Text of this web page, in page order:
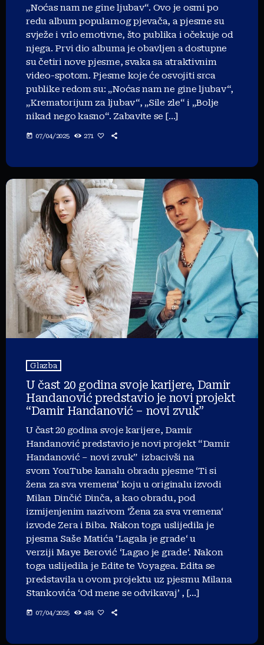
„Noćas nam ne gine ljubav“. Ovo je osmi po
redu album popularnog pjevača, a pjesme su
svježe i vrlo emotivne, što publika i očekuje od
njega. Prvi dio albuma je obavljen a dostupne
su četiri nove pjesme, svaka sa atraktivnim
video-spotom. Pjesme koje će osvojiti srca
publike redom su: „Noćas nam ne gine ljubav“,
„Krematorijum za ljubav“, „Sile zle“ i „Bolje
nikad nego kasno“. Zabavite se […]
today 07/04/2025 271
Glazba
U čast 20 godina svoje karijere, Damir
Handanović predstavio je novi projekt
“Damir Handanović – novi zvuk”
U čast 20 godina svoje karijere, Damir
Handanović predstavio je novi projekt “Damir
Handanović – novi zvuk” izbacivši na
svom YouTube kanalu obradu pjesme ‘Ti si
žena za sva vremena‘ koju u originalu izvodi
Milan Dinčić Dinča, a kao obradu, pod
izmijenjenim nazivom ‘Žena za sva vremena‘
izvode Zera i Biba. Nakon toga uslijedila je
pjesma Saše Matića ‘Lagala je grade‘ u
verziji Maye Berović ‘Lagao je grade‘. Nakon
toga uslijedila je Edite te Voyagea. Edita se
predstavila u ovom projektu uz pjesmu Milana
Stankovića ‘Od mene se odvikavaj’ , […]
today 07/04/2025 484